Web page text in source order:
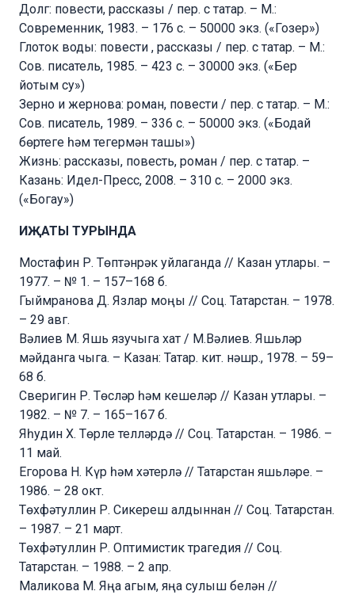
Долг: повести, рассказы / пер. с татар. – М.:
Современник, 1983. – 176 с. – 50000 экз. («Гозер»)
Глоток воды: повести , рассказы / пер. с татар. – М.:
Сов. писатель, 1985. – 423 с. – 30000 экз. («Бер
йотым су»)
Зерно и жернова: роман, повести / пер. с татар. – М.:
Сов. писатель, 1989. – 336 с. – 50000 экз. («Бодай
бөртеге һәм тегермән ташы»)
Жизнь: рассказы, повесть, роман / пер. с татар. –
Казань: Идел-Пресс, 2008. – 310 с. – 2000 экз.
(«Богау»)
ИҖАТЫ ТУРЫНДА
Мостафин Р. Төптәнрәк уйлаганда // Казан утлары. –
1977. – № 1. – 157–168 б.
Гыймранова Д. Язлар моңы // Соц. Татарстан. – 1978.
– 29 авг.
Вәлиев М. Яшь язучыга хат / М.Вәлиев. Яшьләр
мәйданга чыга. – Казан: Татар. кит. нәшр., 1978. – 59–
68 б.
Сверигин Р. Төсләр һәм кешеләр // Казан утлары. –
1982. – № 7. – 165–167 б.
Яһудин Х. Төрле телләрдә // Соц. Татарстан. – 1986. –
11 май.
Егорова Н. Күр һәм хәтерлә // Татарстан яшьләре. –
1986. – 28 окт.
Төхфәтуллин Р. Сикереш алдыннан // Соц. Татарстан.
– 1987. – 21 март.
Төхфәтуллин Р. Оптимистик трагедия // Соц.
Татарстан. – 1988. – 2 апр.
Маликова М. Яңа агым, яңа сулыш белән //